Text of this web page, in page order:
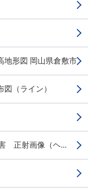
地形図 岡山県倉敷市
（ライン）
正射画像（ヘ...